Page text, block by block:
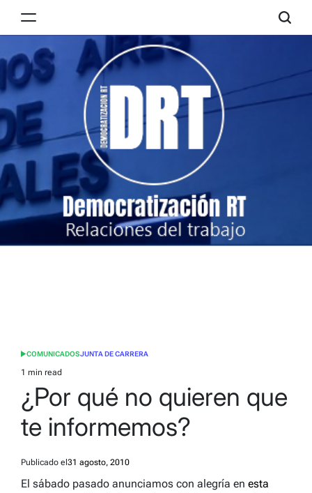
RT
POSTED
IN
COMUNICADOSJUNTA DE CARRERA
Estimated
read
time
1 min read
¿Por qué no quieren que
te informemos?
Publicado el 31 agosto, 2010
El sábado pasado anunciamos con alegría en esta